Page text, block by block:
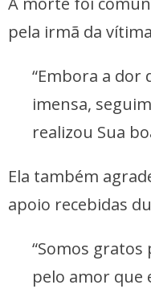
pela irmã da
“Embora a dor
imensa,
realizou Sua
Ela também
apoio recebidas
“Somos gratos
pelo amor que